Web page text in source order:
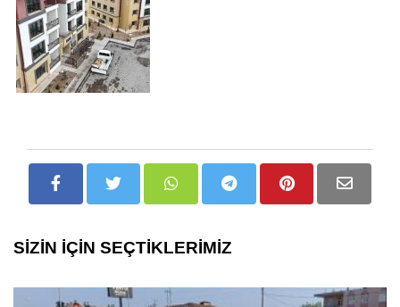
SİZİN İÇİN SEÇTİKLERİMİZ